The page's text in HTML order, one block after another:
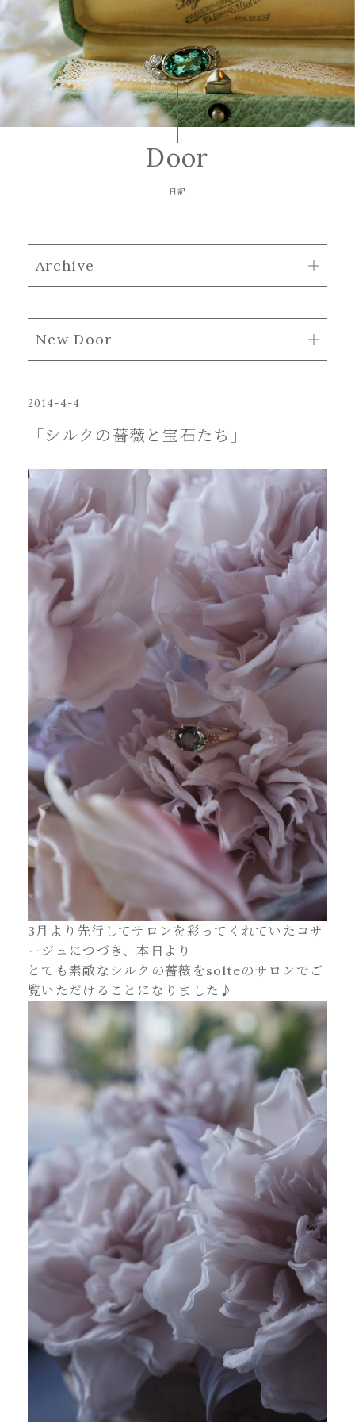
Door
日記
Archive
New Door
2014-4-4
「シルクの薔薇と宝石たち」
3月より先行してサロンを彩ってくれていたコサ
ージュにつづき、本日より
とても素敵なシルクの薔薇をsolteのサロンでご
覧いただけることになりました♪